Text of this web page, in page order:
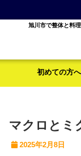
旭川市で整体と料
初めての方へ
マクロとミ
2025年2月8日